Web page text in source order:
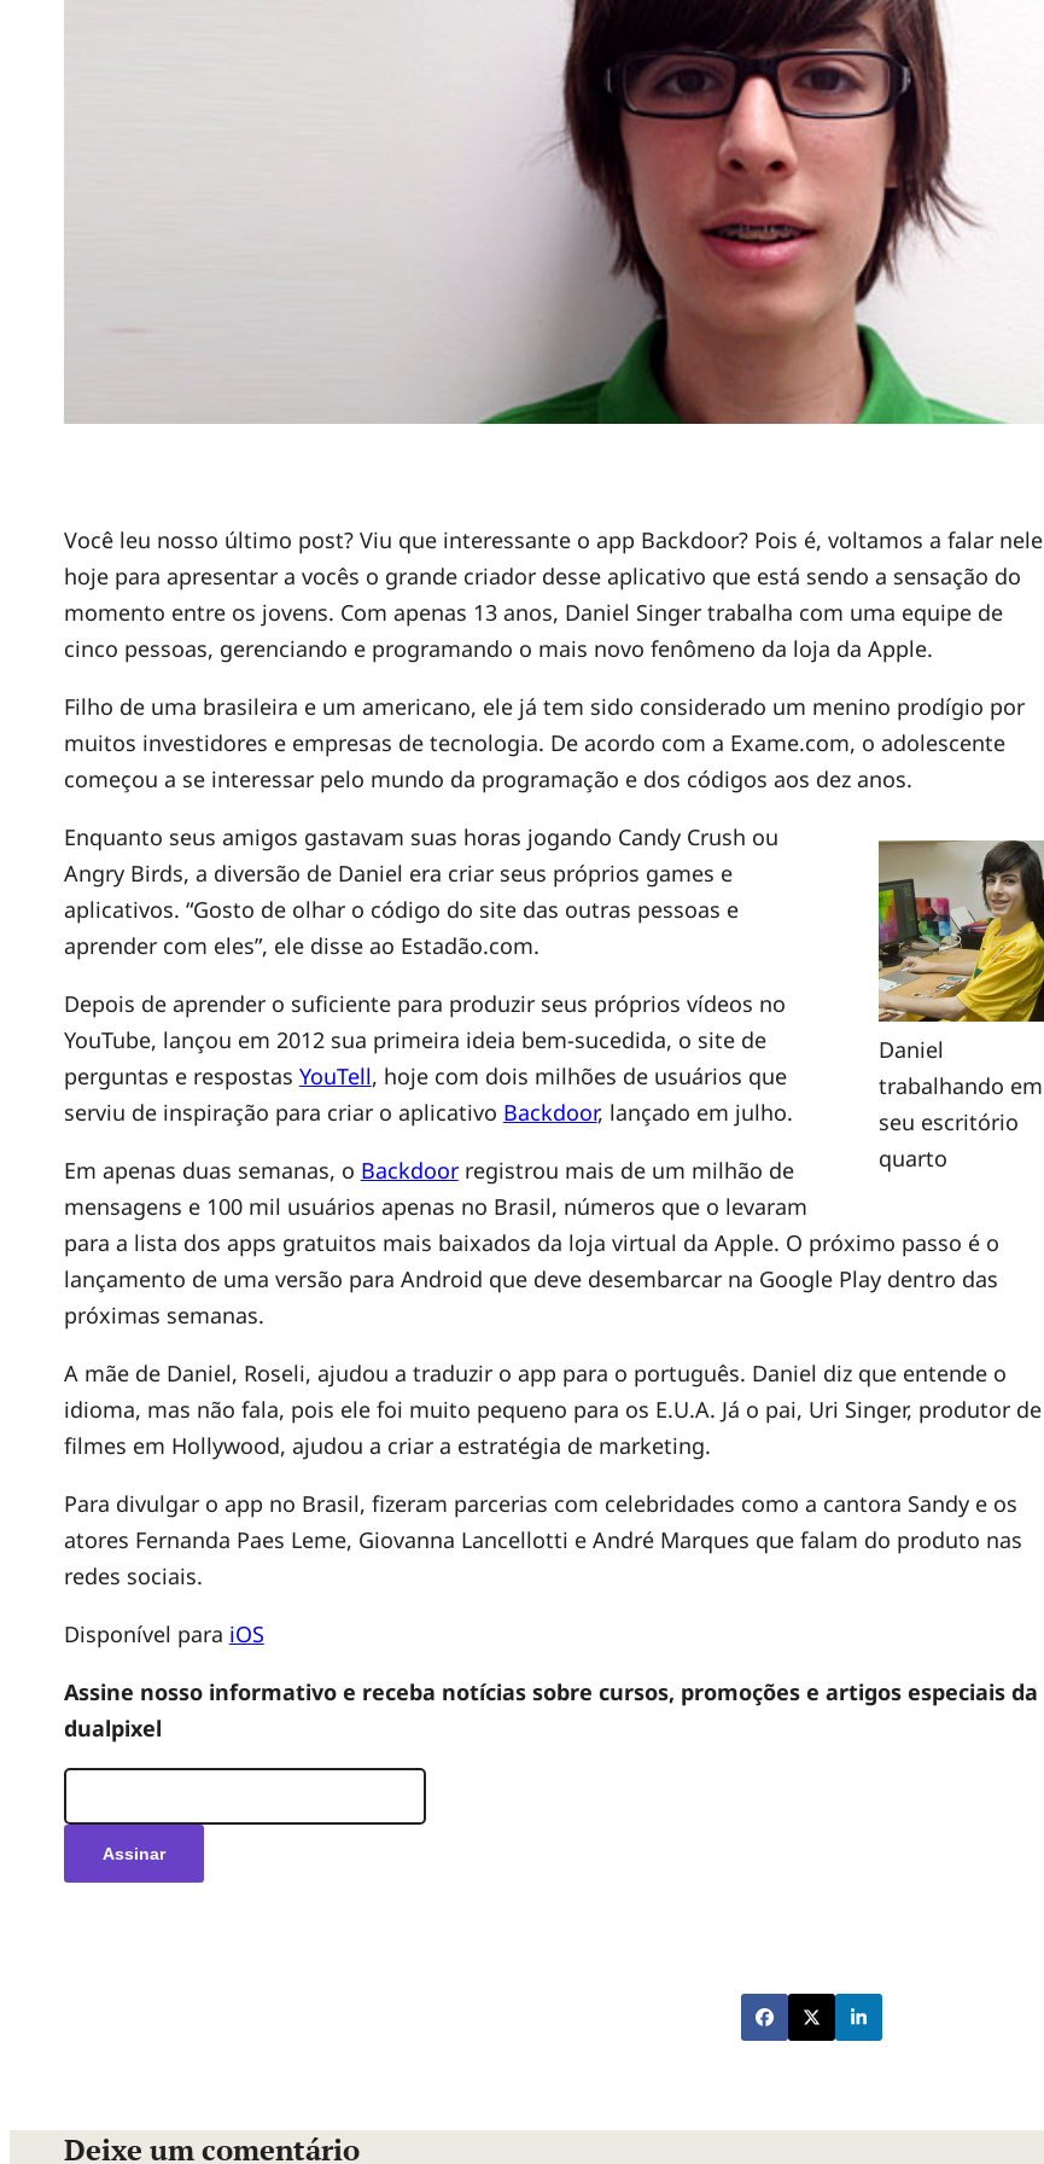
M
e
n
i
n
o
p
r
o
d
í
g
i
o
–
c
r
i
a
Você leu nosso último post? Viu que interessante o app Backdoor? Pois é, voltamos a falar nele
hoje para apresentar a vocês o grande criador desse aplicativo que está sendo a sensação do
momento entre os jovens. Com apenas 13 anos, Daniel Singer trabalha com uma equipe de
cinco pessoas, gerenciando e programando o mais novo fenômeno da loja da Apple.
Filho de uma brasileira e um americano, ele já tem sido considerado um menino prodígio por
muitos investidores e empresas de tecnologia. De acordo com a Exame.com, o adolescente
começou a se interessar pelo mundo da programação e dos códigos aos dez anos.
Daniel
trabalhando em
seu escritório
quarto
Enquanto seus amigos gastavam suas horas jogando Candy Crush ou
Angry Birds, a diversão de Daniel era criar seus próprios games e
aplicativos. “Gosto de olhar o código do site das outras pessoas e
aprender com eles”, ele disse ao Estadão.com.
Depois de aprender o suficiente para produzir seus próprios vídeos no
YouTube, lançou em 2012 sua primeira ideia bem-sucedida, o site de
perguntas e respostas YouTell, hoje com dois milhões de usuários que
serviu de inspiração para criar o aplicativo Backdoor, lançado em julho.
Em apenas duas semanas, o Backdoorregistrou mais de um milhão de
mensagens e 100 mil usuários apenas no Brasil, números que o levaram
para a lista dos apps gratuitos mais baixados da loja virtual da Apple. O próximo passo é o
lançamento de uma versão para Android que deve desembarcar na Google Play dentro das
próximas semanas.
A mãe de Daniel, Roseli, ajudou a traduzir o app para o português. Daniel diz que entende o
idioma, mas não fala, pois ele foi muito pequeno para os E.U.A. Já o pai, Uri Singer, produtor de
filmes em Hollywood, ajudou a criar a estratégia de marketing.
Para divulgar o app no Brasil, fizeram parcerias com celebridades como a cantora Sandy e os
atores Fernanda Paes Leme, Giovanna Lancellotti e André Marques que falam do produto nas
redes sociais.
Disponível para iOS
Assine nosso informativo e receba notícias sobre cursos, promoções e artigos especiais da
dualpixel
Deixe um comentário